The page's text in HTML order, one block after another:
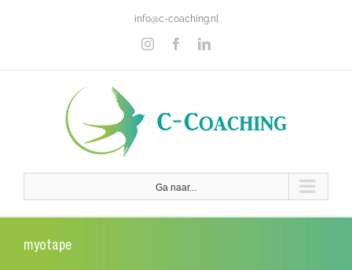
info@c-coaching.nl
InstagramFacebookLinkedIn
Ga naar...
myotape